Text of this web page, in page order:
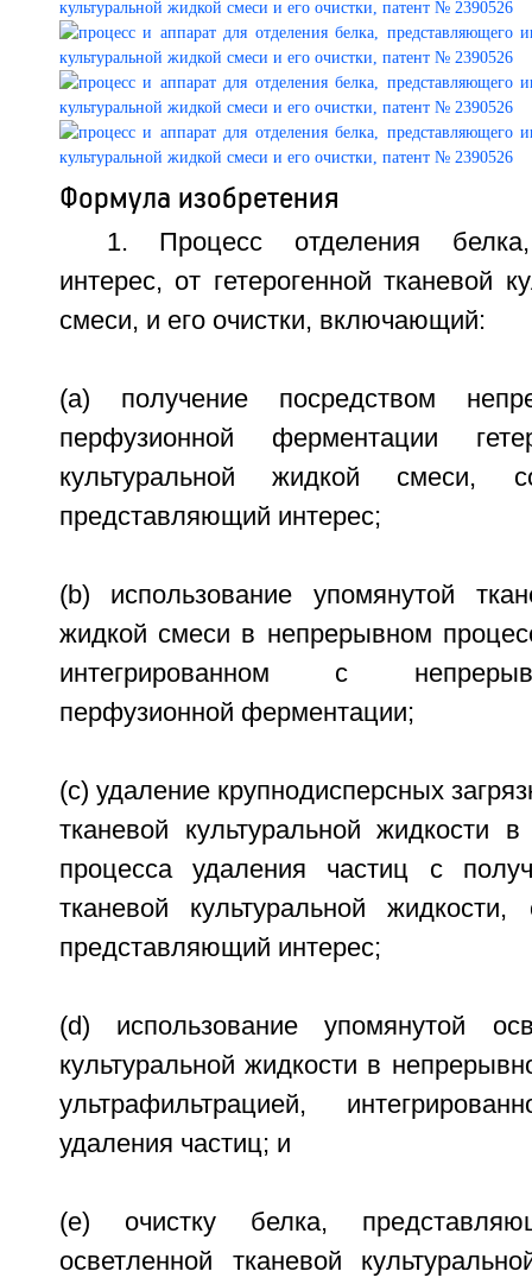
Формула изобретения
1. Процесс отделения белка,
интерес, от гетерогенной тканевой
смеси, и его очистки, включающий:
(a) получение посредством
перфузионной ферментации
культуральной жидкой смеси,
представляющий интерес;
(b) использование упомянутой
жидкой смеси в непрерывном
интегрированном с
перфузионной ферментации;
(c) удаление крупнодисперсных
тканевой культуральной жидкости
процесса удаления частиц с
тканевой культуральной
представляющий интерес;
(d) использование упомянутой
культуральной жидкости в
ультрафильтрацией,
удаления частиц; и
(e) очистку белка,
осветленной тканевой